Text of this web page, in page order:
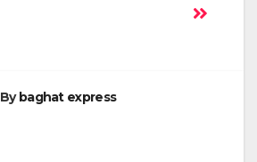
Bybaghat express